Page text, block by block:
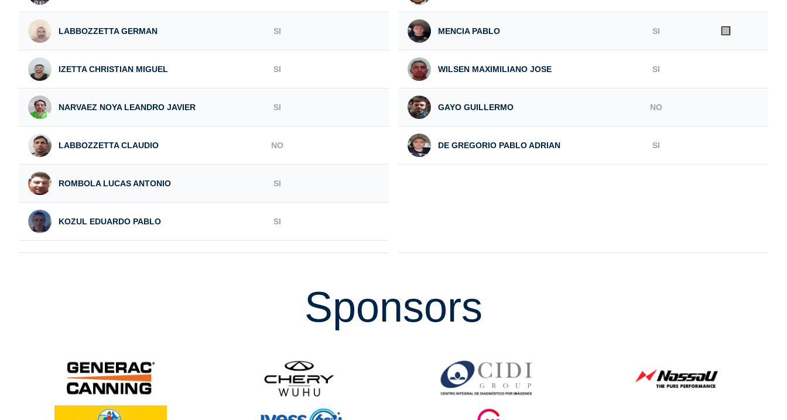
LABBOZZETTA GERMAN SI
IZETTA CHRISTIAN MIGUEL SI
NARVAEZ NOYA LEANDRO JAVIER SI
LABBOZZETTA CLAUDIO NO
ROMBOLA LUCAS ANTONIO SI
KOZUL EDUARDO PABLO SI
MENCIA PABLO SI 🟨
WILSEN MAXIMILIANO JOSE SI
GAYO GUILLERMO NO
DE GREGORIO PABLO ADRIAN SI
Sponsors